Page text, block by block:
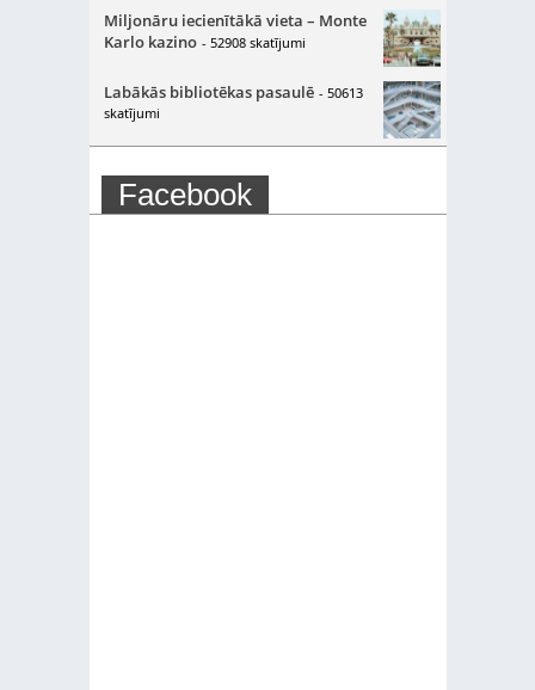
Miljonāru iecienītākā vieta – Monte
Karlo kazino - 52908 skatījumi
Labākās bibliotēkas pasaulē - 50613
skatījumi
Facebook